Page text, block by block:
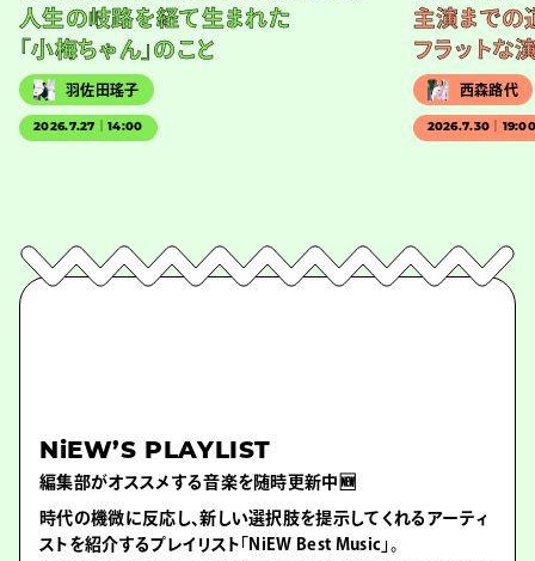
人生の岐路を経て生まれた
「小梅ちゃん」のこと
羽佐田瑤子
2026.7.27｜14:00
主演までの
フラットな
西森路代
2026.7.30｜
NiEW’S PLAYLIST
編集部がオススメする音楽を随時更新中🆕
時代の機微に反応し、新しい選択肢を提示してくれるアーティ
ストを紹介するプレイリスト「NiEW Best Music」。